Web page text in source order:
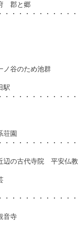
郡と郷
・・・・・・・・・・
のため池群
・・・・・・・・・・
園
・・・・・・・・・・
代寺院　平安仏教と
・・・・・・・・・・
寺